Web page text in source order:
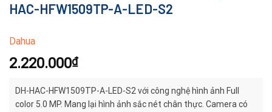
HAC-HFW1509TP-A-LED-S2
Dahua
2.220.000₫
DH-HAC-HFW1509TP-A-LED-S2 với công nghệ hình ảnh Full
color 5.0 MP. Mang lại hình ảnh sắc nét chân thực. Camera có